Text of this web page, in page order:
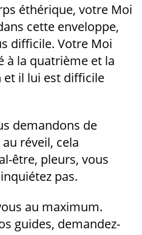
éthérique, votre Moi
cette enveloppe,
difficile. Votre Moi
à la quatrième et la
il lui est difficile
demandons de
réveil, cela
être, pleurs, vous
pas.
au maximum.
guides, demandez-